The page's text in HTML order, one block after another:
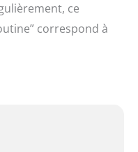
ce
correspond à